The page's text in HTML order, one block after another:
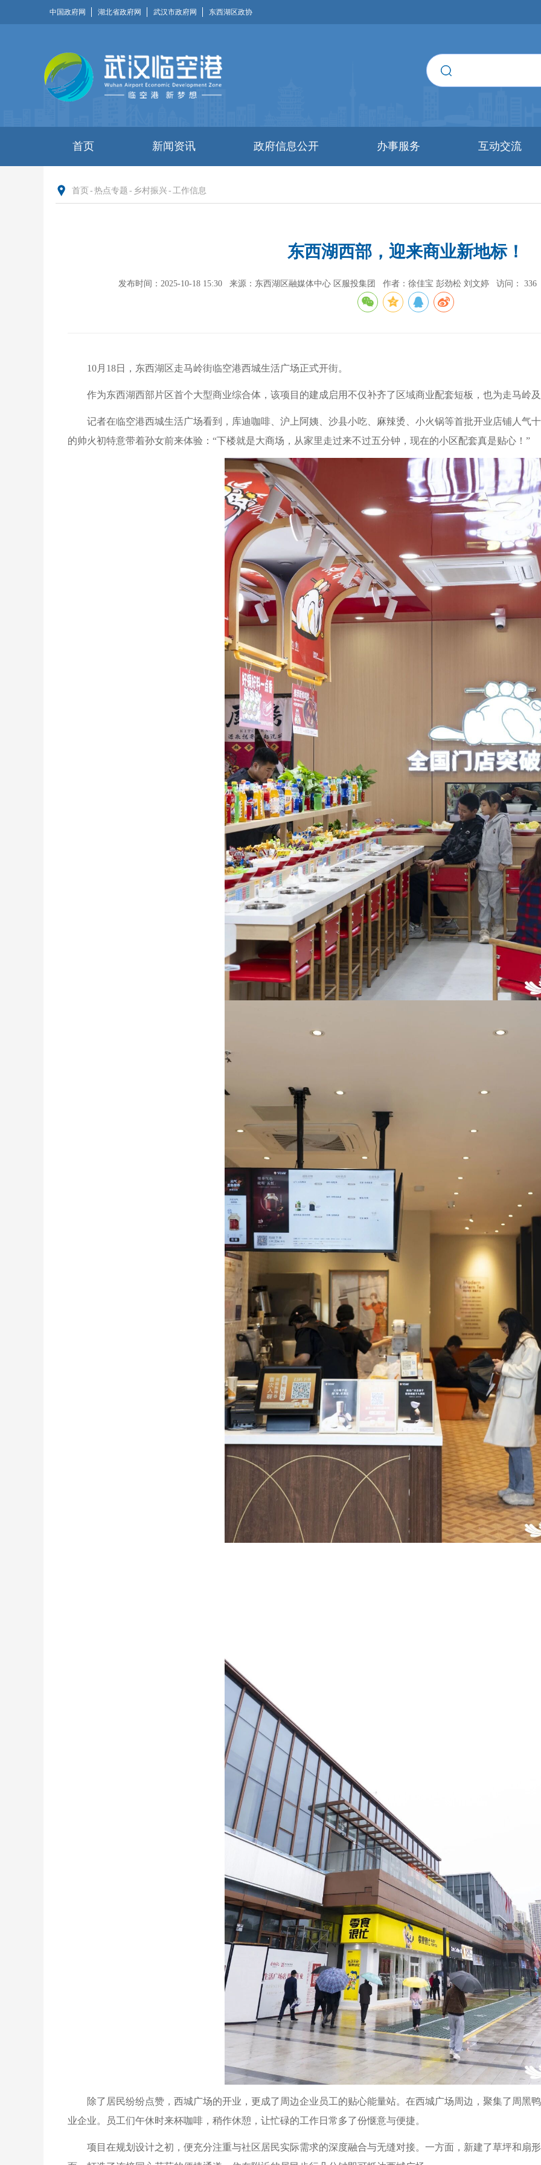
中国政府网 湖北省政府网 武汉市政府网 东西湖区政协
首页 新闻资讯 政府信息公开 办事服务 互动交流
首页 - 热点专题 - 乡村振兴 - 工作信息
东西湖西部，迎来商业新地标！
发布时间：2025-10-18 15:30 来源：东西湖区融媒体中心 区服投集团 作者：徐佳宝 彭劲松 刘文婷 访问： 336
10月18日，东西湖区走马岭街临空港西城生活广场正式开街。
作为东西湖西部片区首个大型商业综合体，该项目的建成启用不仅补齐了区域商业配套短板，也为走马岭
记者在临空港西城生活广场看到，库迪咖啡、沪上阿姨、沙县小吃、麻辣烫、小火锅等首批开业店铺人气
的帅火初特意带着孙女前来体验：“下楼就是大商场，从家里走过来不过五分钟，现在的小区配套真是贴心！”
除了居民纷纷点赞，西城广场的开业，更成了周边企业员工的贴心能量站。在西城广场周边，聚集了周黑
业企业。员工们午休时来杯咖啡，稍作休憩，让忙碌的工作日常多了份惬意与便捷。
项目在规划设计之初，便充分注重与社区居民实际需求的深度融合与无缝对接。一方面，新建了草坪和扇